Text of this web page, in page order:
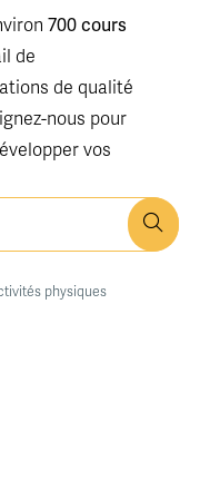
700 cours
de
de qualité
nous pour
vos